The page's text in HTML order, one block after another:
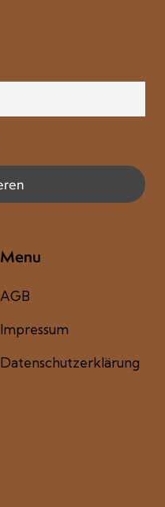
Menu
AGB
Impressum
Datenschutzerklärung